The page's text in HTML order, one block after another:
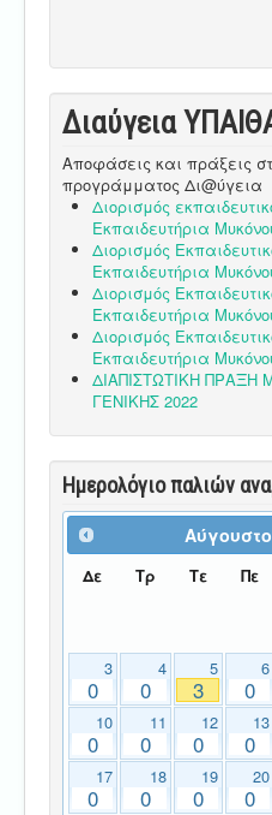
Διαύγεια
Αποφάσεις και πράξεις
προγράμματος Δι@ύγεια
Διορισμός
Εκπαιδευτήρια
Διορισμός
Εκπαιδευτήρια
Διορισμός
Εκπαιδευτήρια
Διορισμός
Εκπαιδευτήρια
ΔΙΑΠΙΣΤΩΤΙΚΗ ΠΡΑΞΗ
ΓΕΝΙΚΗΣ 2022
Ημερολόγιο παλιών
Δε Τρ Τε Πε
3
0
4
0
5
3
6
0
10
0
11
0
12
0
13
0
17
0
18
0
19
0
20
0